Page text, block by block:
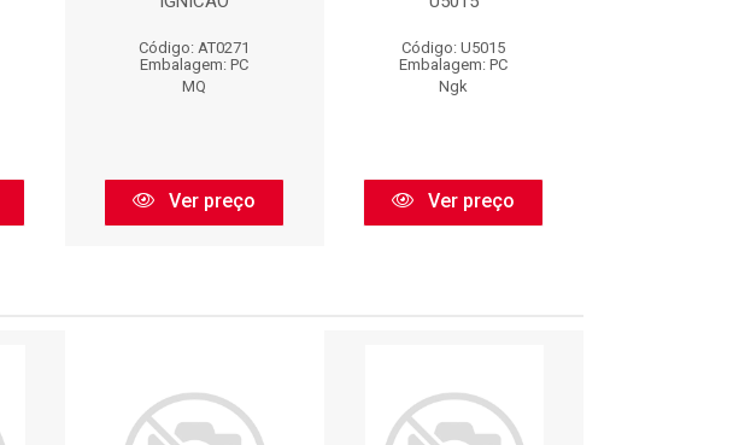
Código: AT0271
Embalagem: PC
MQ
Ver preço
Código: U5015
Embalagem: PC
Ngk
Ver preço